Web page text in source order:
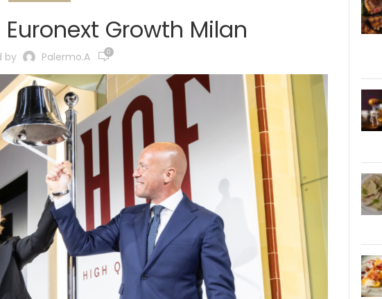
Growth Milan
by Palermo.a 0